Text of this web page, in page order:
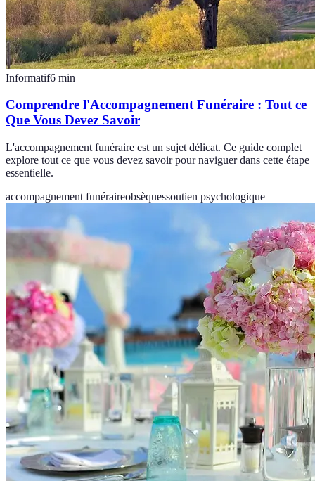
Informatif6 min
Comprendre l'Accompagnement Funéraire : Tout ce
Que Vous Devez Savoir
L'accompagnement funéraire est un sujet délicat. Ce guide complet
explore tout ce que vous devez savoir pour naviguer dans cette étape
essentielle.
accompagnement funéraireobsèquessoutien psychologique